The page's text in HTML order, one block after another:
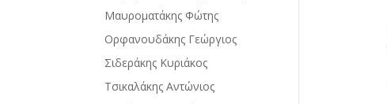
Μαυροματάκης Φώτης
Ορφανουδάκης Γεώργιος
Σιδεράκης Κυριάκος
Τσικαλάκης Αντώνιος